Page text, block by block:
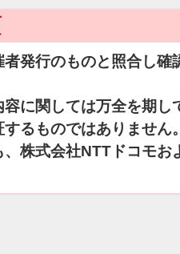
発行のものと照合し確
に関しては万全を期し
るものではありません
株式会社NTTドコモお